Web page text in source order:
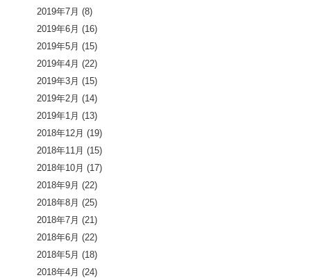
2019年7月 (8)
2019年6月 (16)
2019年5月 (15)
2019年4月 (22)
2019年3月 (15)
2019年2月 (14)
2019年1月 (13)
2018年12月 (19)
2018年11月 (15)
2018年10月 (17)
2018年9月 (22)
2018年8月 (25)
2018年7月 (21)
2018年6月 (22)
2018年5月 (18)
2018年4月 (24)